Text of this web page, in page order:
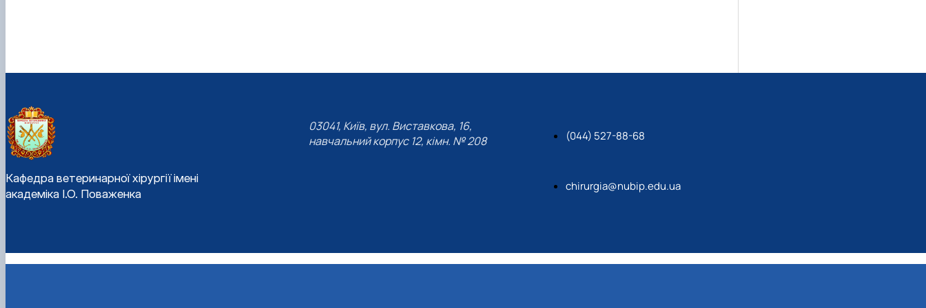
Кафедра ветеринарної хірургії імені
академіка І.О. Поваженка
03041, Київ, вул. Виставкова, 16,
навчальний корпус 12, кімн. № 208
(044) 527-88-68
chirurgia@nubip.edu.ua